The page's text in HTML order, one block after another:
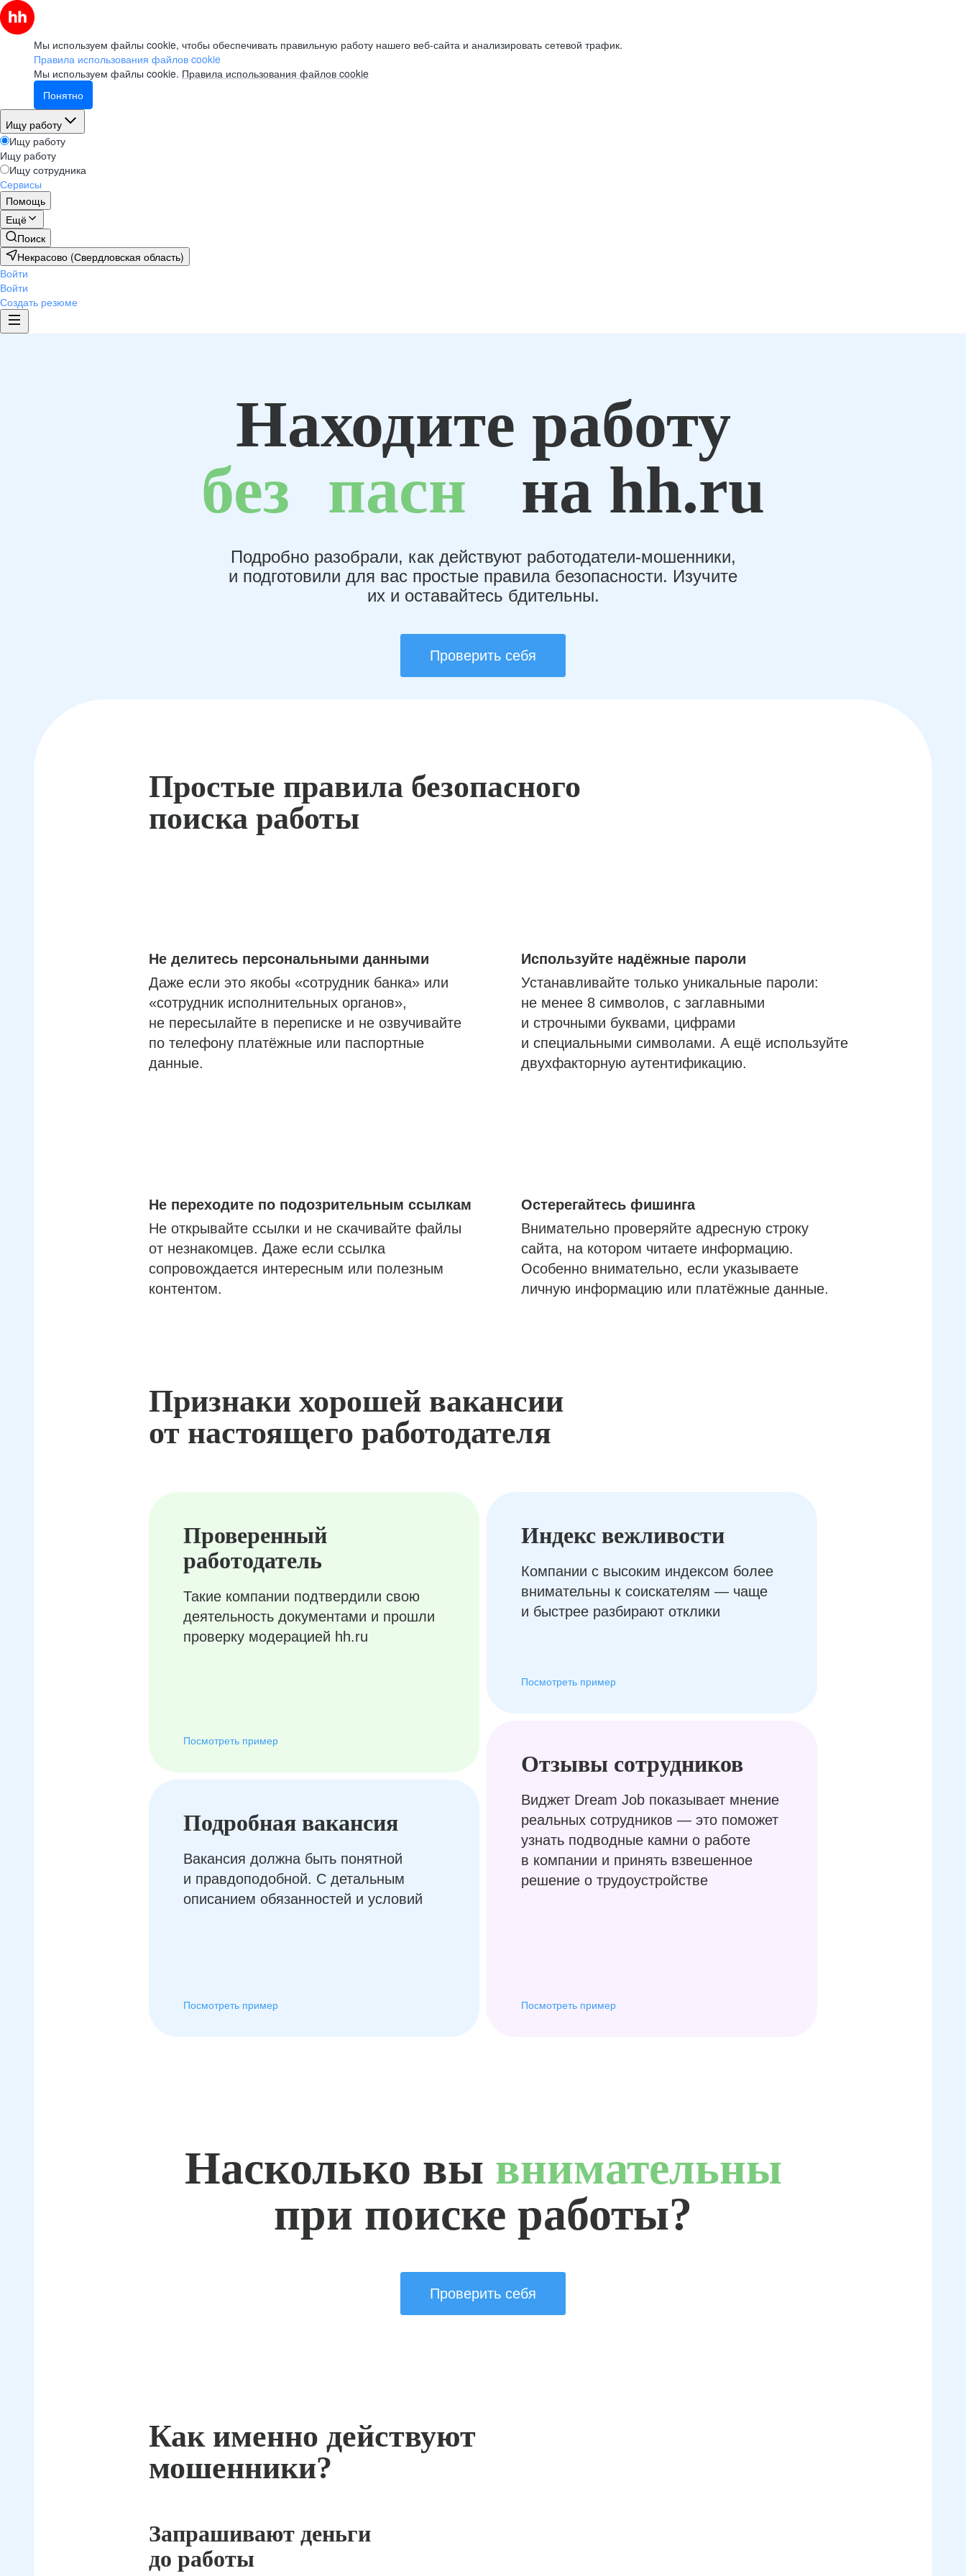
Мы используем файлы cookie, чтобы обеспечивать правильную работу нашего веб-сайта и анализировать сетевой трафик.
Правила использования файлов cookie
Мы используем файлы cookie. Правила использования файлов cookie
Понятно
Ищу работу
Ищу работу
Ищу работу
Ищу сотрудника
Сервисы
Помощь
Ещё
Поиск
Некрасово (Свердловская область)
Войти
Войти
Создать резюме
Находите работу
без пасн на hh.ru
Подробно разобрали, как действуют работодатели-мошенники,
и подготовили для вас простые правила безопасности. Изучите
их и оставайтесь бдительны.
Проверить себя
Простые правила безопасного
поиска работы
Не делитесь персональными данными
Даже если это якобы «сотрудник банка» или
«сотрудник исполнительных органов»,
не пересылайте в переписке и не озвучивайте
по телефону платёжные или паспортные
данные.
Используйте надёжные пароли
Устанавливайте только уникальные пароли:
не менее 8 символов, с заглавными
и строчными буквами, цифрами
и специальными символами. А ещё используйте
двухфакторную аутентификацию.
Не переходите по подозрительным ссылкам
Не открывайте ссылки и не скачивайте файлы
от незнакомцев. Даже если ссылка
сопровождается интересным или полезным
контентом.
Остерегайтесь фишинга
Внимательно проверяйте адресную строку
сайта, на котором читаете информацию.
Особенно внимательно, если указываете
личную информацию или платёжные данные.
Признаки хорошей вакансии
от настоящего работодателя
Проверенный
работодатель
Такие компании подтвердили свою
деятельность документами и прошли
проверку модерацией hh.ru
Посмотреть пример
Подробная вакансия
Вакансия должна быть понятной
и правдоподобной. С детальным
описанием обязанностей и условий
Посмотреть пример
Отзывы сотрудников
Виджет Dream Job показывает мнение
реальных сотрудников — это поможет
узнать подводные камни о работе
в компании и принять взвешенное
решение о трудоустройстве
Посмотреть пример
Индекс вежливости
Компании с высоким индексом более
внимательны к соискателям — чаще
и быстрее разбирают отклики
Посмотреть пример
Насколько вы внимательны
при поиске работы?
Проверить себя
Как именно действуют
мошенники?
Запрашивают деньги
до работы